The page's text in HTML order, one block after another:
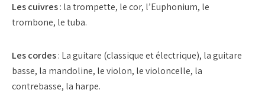
Les cuivres: la trompette, le cor, l’Euphonium, le
trombone, le tuba.
Les cordes: La guitare (classique et électrique), la guitare
basse, la mandoline, le violon, le violoncelle, la
contrebasse, la harpe.